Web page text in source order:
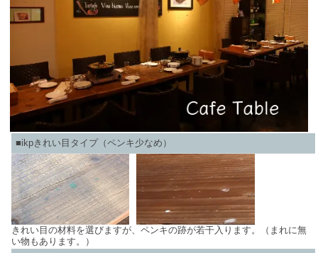
■ikpきれい目タイプ（ペンキ少なめ）
きれい目の材料を選びますが、ペンキの跡が若干入ります。（まれに無
い物もあります。）